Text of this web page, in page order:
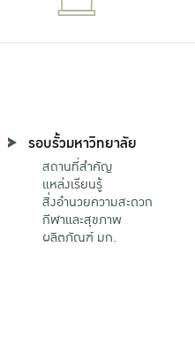
รอบรั้วมหาวิทยาลัย
สถานที่สำคัญ
แหล่งเรียนรู้
สิ่งอำนวยความสะดวก
กีฬาและสุขภาพ
ผลิตภัณฑ์ มก.